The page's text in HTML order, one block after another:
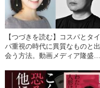
【つづきを読む】コスパとタイ
パ重視の時代に異質なものと出
会う方法。動画メディア隆盛の